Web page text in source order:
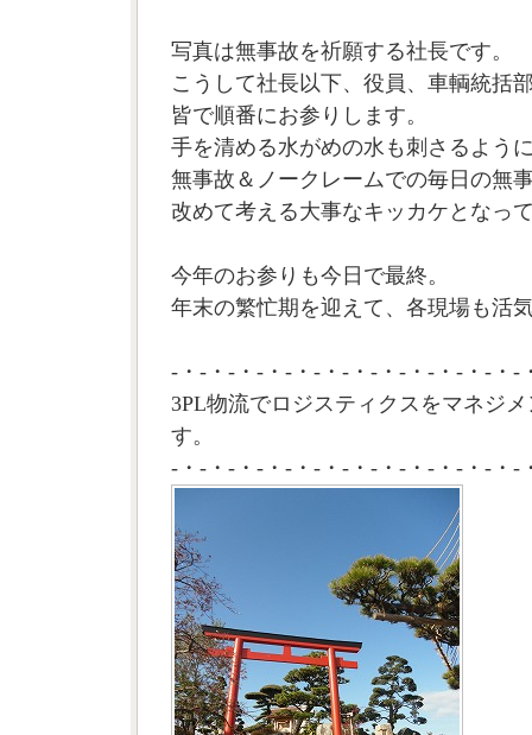
写真は無事故を祈願する社長です。
こうして社長以下、役員、車輌統括
皆で順番にお参りします。
手を清める水がめの水も刺さるよう
無事故＆ノークレームでの毎日の無
改めて考える大事なキッカケとなっ
今年のお参りも今日で最終。
年末の繁忙期を迎えて、各現場も活
-・-・-・-・-・-・-・-・-・-・-・-・-
3PL物流でロジスティクスをマネジ
す。
-・-・-・-・-・-・-・-・-・-・-・-・-